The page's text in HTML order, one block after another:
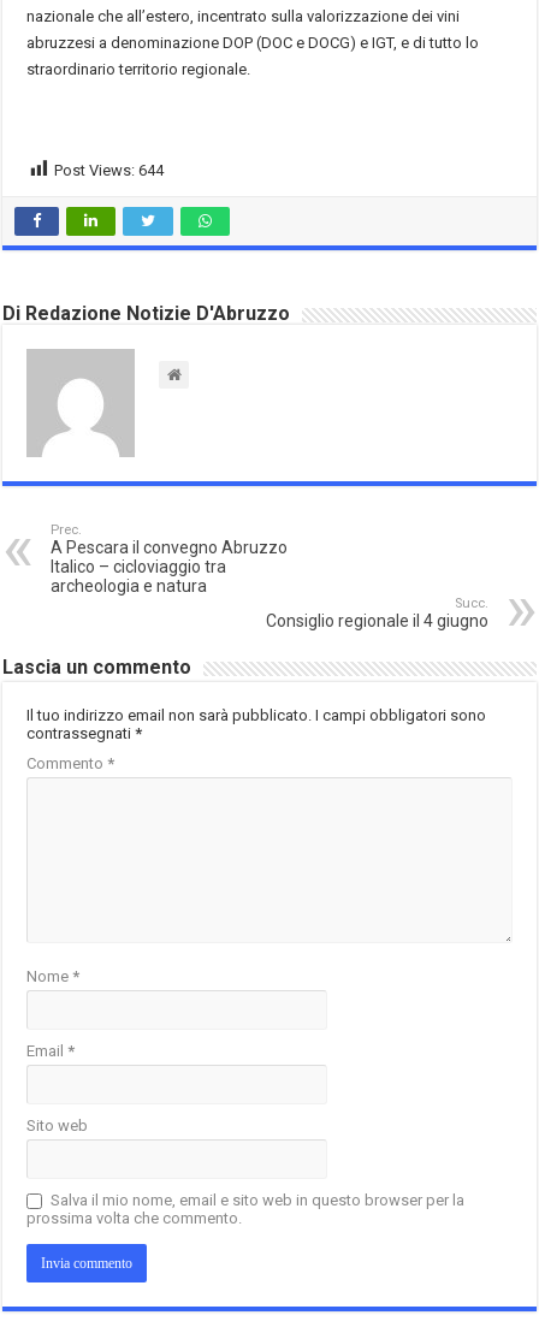
nazionale che all’estero, incentrato sulla valorizzazione dei vini
abruzzesi a denominazione DOP (DOC e DOCG) e IGT, e di tutto lo
straordinario territorio regionale.
Post Views: 644
Di Redazione Notizie D'Abruzzo
Prec.
A Pescara il convegno Abruzzo
Italico – cicloviaggio tra
archeologia e natura
Succ.
Consiglio regionale il 4 giugno
Lascia un commento
Il tuo indirizzo email non sarà pubblicato. I campi obbligatori sono
contrassegnati*
Commento*
Nome*
Email*
Sito web
Salva il mio nome, email e sito web in questo browser per la
prossima volta che commento.